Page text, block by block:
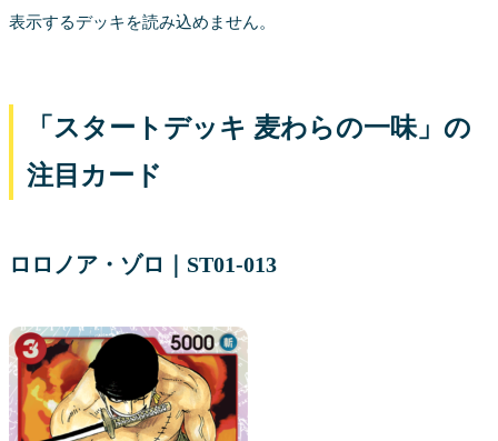
表示するデッキを読み込めません。
「スタートデッキ 麦わらの一味」の
注目カード
ロロノア・ゾロ｜ST01-013